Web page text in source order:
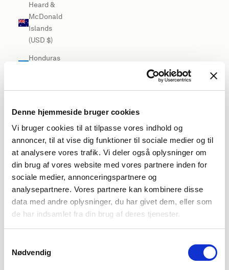
Denne hjemmeside bruger cookies
Vi bruger cookies til at tilpasse vores indhold og
annoncer, til at vise dig funktioner til sociale medier og til
at analysere vores trafik. Vi deler også oplysninger om
din brug af vores website med vores partnere inden for
sociale medier, annonceringspartnere og
analysepartnere. Vores partnere kan kombinere disse
data med andre oplysninger, du har givet dem, eller som
de har indsamlet fra din brug af deres tjenester.
Nødvendig
Heard &
McDonald
Islands
(USD $)
Honduras
$)
Hungary
(EUR €)
Iceland
(USD $)
India (USD
$)
Indonesia
(USD $)
Iraq (USD